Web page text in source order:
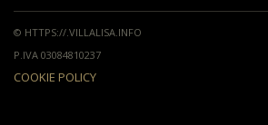
© HTTPS://.VILLALISA.INFO
P.IVA 03084810237
COOKIE POLICY